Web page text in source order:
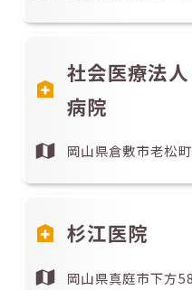
社会医療法
病院
岡山県倉敷市老松
杉江医院
岡山県真庭市下方